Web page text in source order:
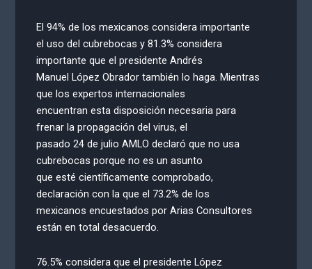
El 94% de los mexicanos considera importante
el uso del cubrebocas y 81.3% considera
importante que el presidente Andrés
Manuel López Obrador también lo haga. Mientras
que los expertos internacionales
encuentran esta disposición necesaria para
frenar la propagación del virus, el
pasado 24 de julio AMLO declaró que no usa
cubrebocas porque no es un asunto
que esté científicamente comprobado,
declaración con la que el 73.2% de los
mexicanos encuestados por Arias Consultores
están en total desacuerdo.
76.5% considera que el presidente López